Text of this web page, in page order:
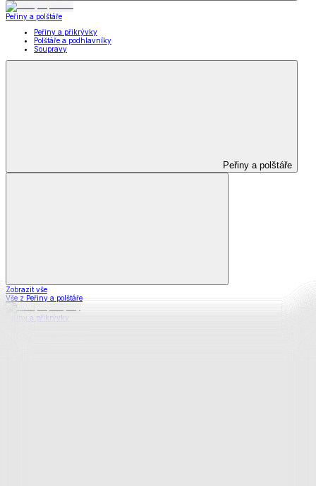
Peřiny a polštáře
Peřiny a přikrývky
Polštáře a podhlavníky
Soupravy
Peřiny a polštáře
Zobrazit vše
Vše z Peřiny a polštáře
Peřiny a přikrývky